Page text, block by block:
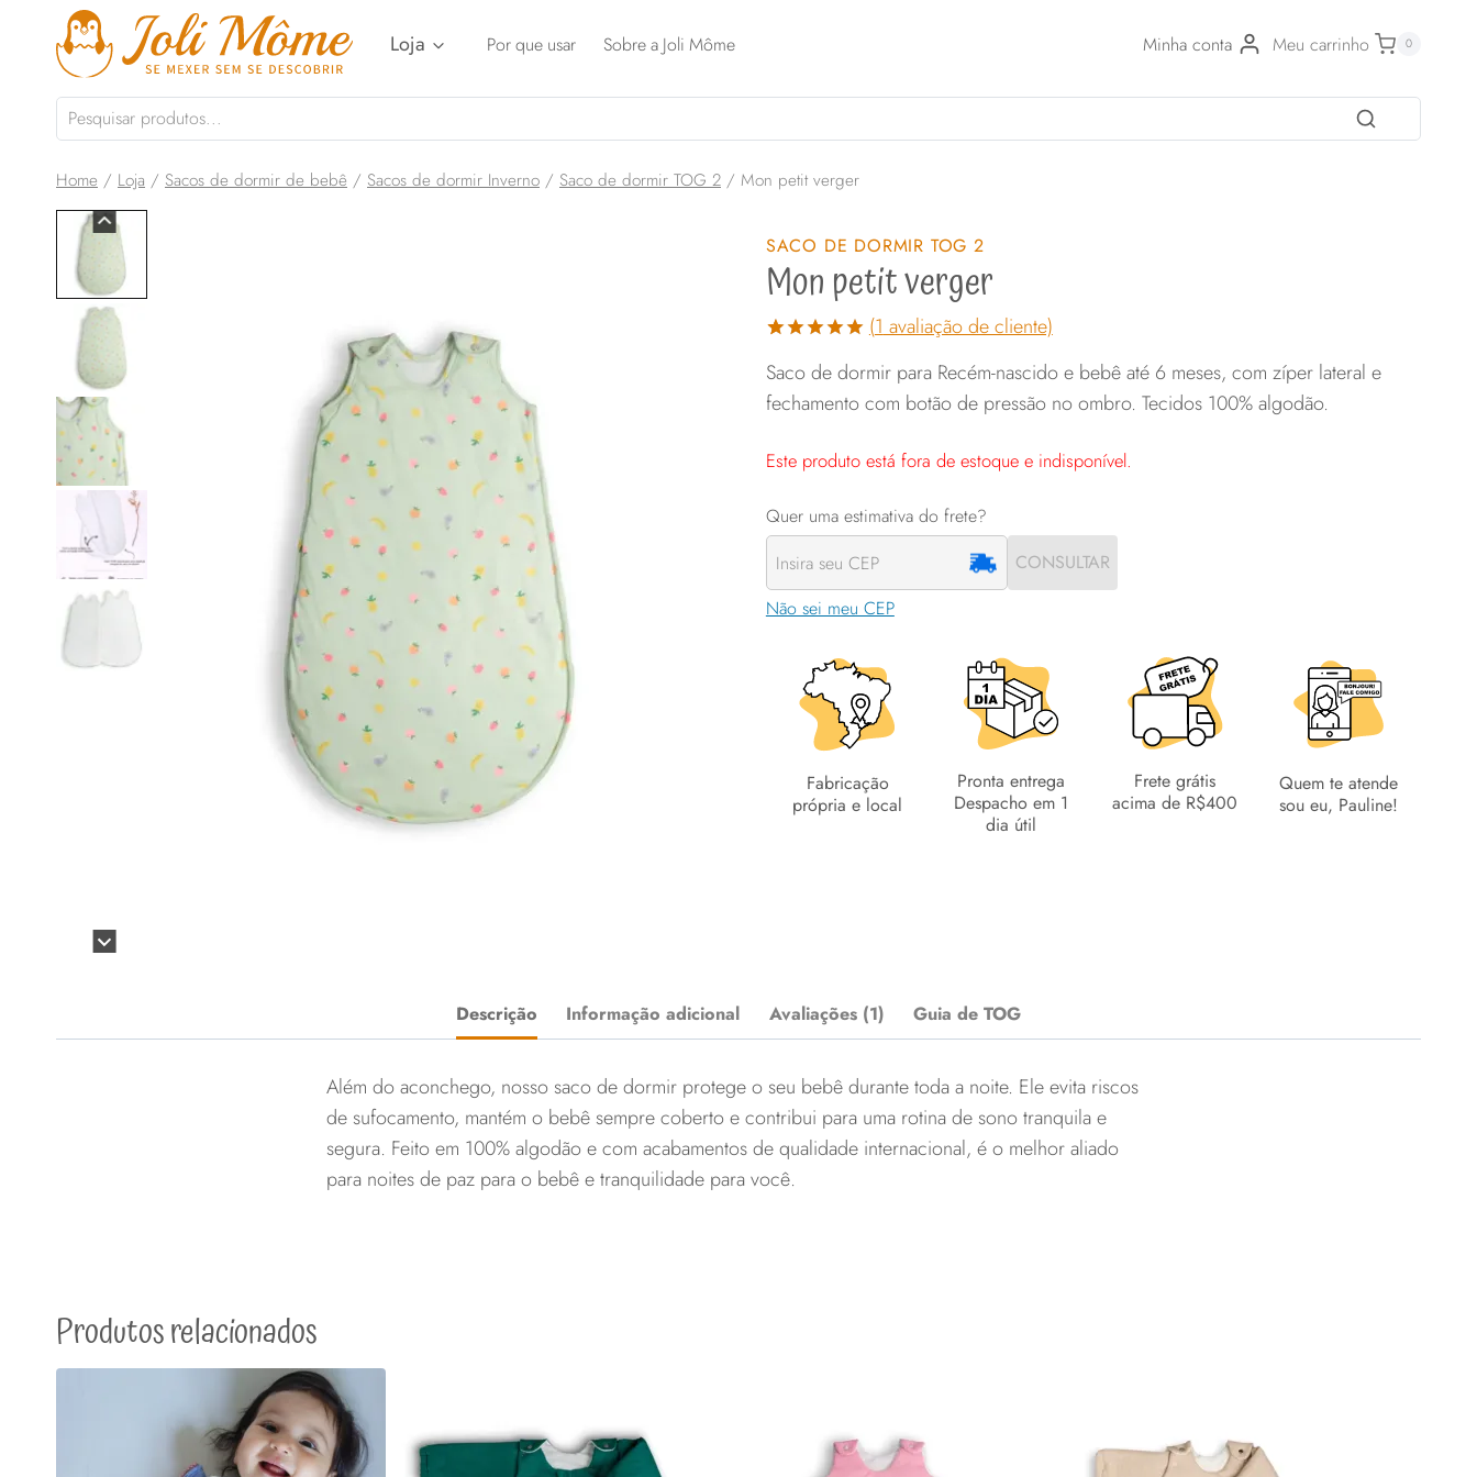
Conteúdo
Loja Por que usar Sobre a Joli Môme Minha conta Meu carrinho 0
Home / Loja / Sacos de dormir de bebê / Sacos de dormir Inverno / Saco de dormir TOG 2 / Mon petit verger
SACO DE DORMIR TOG 2
Mon petit verger
como5.00
de 5, com
baseado em
de cliente
(1 avaliação de cliente)
Saco de dormir para Recém-nascido e bebê até 6 meses, com zíper lateral e
fechamento com botão de pressão no ombro. Tecidos 100% algodão.
Este produto está fora de estoque e indisponível.
CONSULTAR
Não sei meu CEP
Fabricação
própria e local
Pronta entrega
Despacho em 1
dia útil
Frete grátis
acima de R$400
Quem te atende
sou eu, Pauline!
Descrição Informação adicional Avaliações (1) Guia de TOG
Além do aconchego, nosso saco de dormir protege o seu bebê durante toda a noite. Ele evita riscos
de sufocamento, mantém o bebê sempre coberto e contribui para uma rotina de sono tranquila e
segura. Feito em 100% algodão e com acabamentos de qualidade internacional, é o melhor aliado
para noites de paz para o bebê e tranquilidade para você.
Produtos relacionados